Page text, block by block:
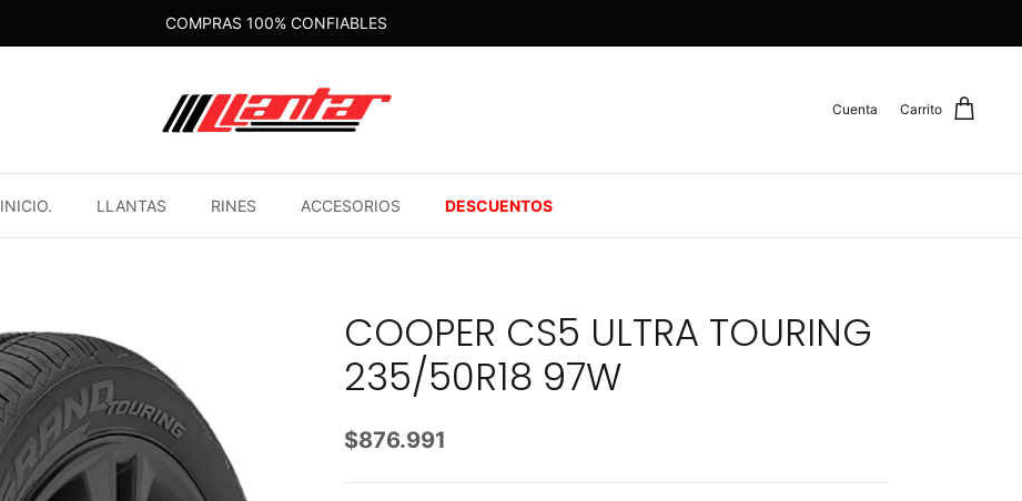
COMPRAS 100% CONFIABLES
Cuenta Carrito
INICIO. LLANTAS RINES ACCESORIOS DESCUENTOS
COOPER CS5 ULTRA TOURING
235/50R18 97W
$876.991